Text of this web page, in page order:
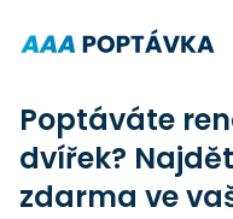
Poptáváte
dvířek?
zdarma ve